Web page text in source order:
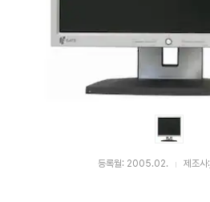
등록월: 2005.02. 제조사: